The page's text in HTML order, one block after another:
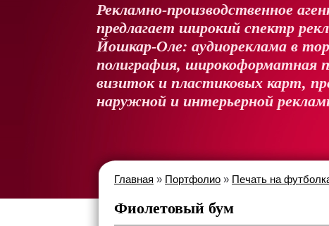
Рекламно-производственное
предлагает широкий спектр
Йошкар-Оле: аудиореклама в
полиграфия, широкоформатная
визиток и пластиковых карт,
наружной и интерьерной
Главная » Портфолио » Печать на
Фиолетовый бум